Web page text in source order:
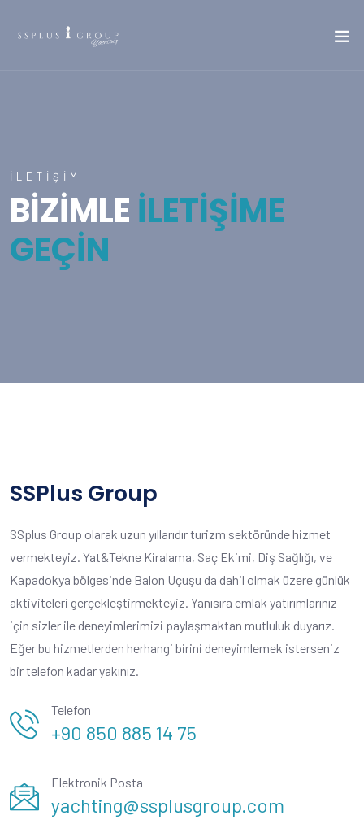
İLETIŞIM
BIZIMLE İLETIŞIME
GEÇIN
SSPlus Group
SSplus Group olarak uzun yıllarıdır turizm sektöründe hizmet
vermekteyiz. Yat&Tekne Kiralama, Saç Ekimi, Diş Sağlığı, ve
Kapadokya bölgesinde Balon Uçuşu da dahil olmak üzere günlük
aktiviteleri gerçekleştirmekteyiz. Yanısıra emlak yatırımlarınız
için sizler ile deneyimlerimizi paylaşmaktan mutluluk duyarız.
Eğer bu hizmetlerden herhangi birini deneyimlemek isterseniz
bir telefon kadar yakınız.
Telefon
+90 850 885 14 75
Elektronik Posta
yachting@ssplusgroup.com